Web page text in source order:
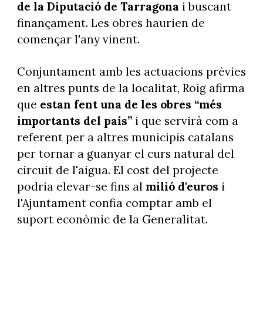
de la Diputació de Tarragona i buscant
finançament. Les obres haurien de
començar l'any vinent.
Conjuntament amb les actuacions prèvies
en altres punts de la localitat, Roig afirma
que estan fent una de les obres “més
importants del país”i que servirà com a
referent per a altres municipis catalans
per tornar a guanyar el curs natural del
circuit de l'aigua. El cost del projecte
podria elevar-se fins al milió d'euros i
l'Ajuntament confia comptar amb el
suport econòmic de la Generalitat.